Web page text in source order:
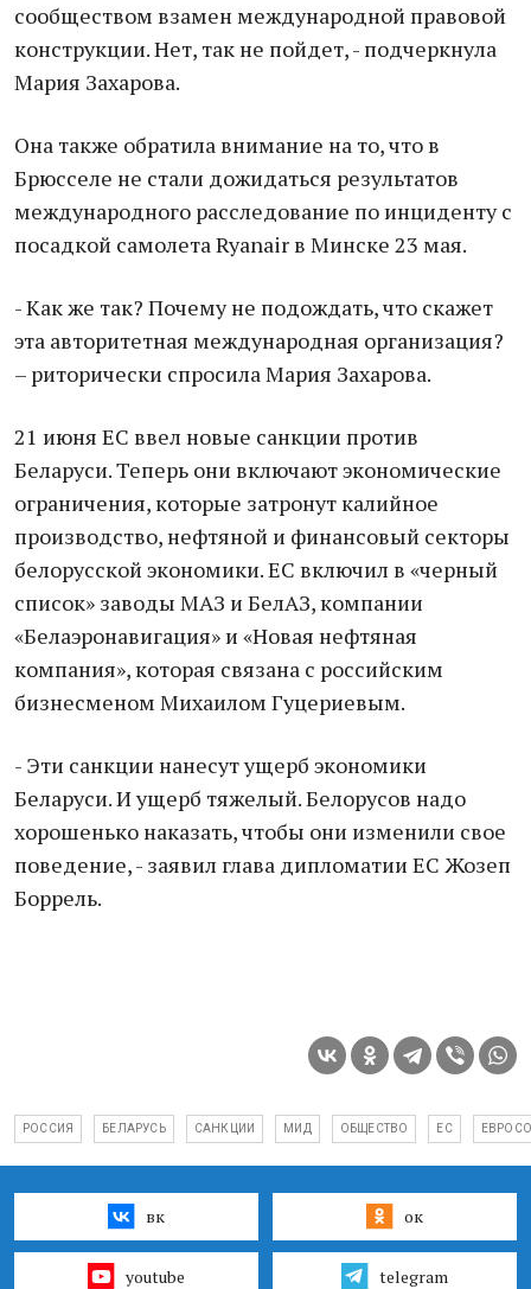
сообществом взамен международной правовой
конструкции. Нет, так не пойдет, - подчеркнула
Мария Захарова.
Она также обратила внимание на то, что в
Брюсселе не стали дожидаться результатов
международного расследование по инциденту с
посадкой самолета Ryanair в Минске 23 мая.
- Как же так? Почему не подождать, что скажет
эта авторитетная международная организация?
– риторически спросила Мария Захарова.
21 июня ЕС ввел новые санкции против
Беларуси. Теперь они включают экономические
ограничения, которые затронут калийное
производство, нефтяной и финансовый секторы
белорусской экономики. ЕС включил в «черный
список» заводы МАЗ и БелАЗ, компании
«Белаэронавигация» и «Новая нефтяная
компания», которая связана с российским
бизнесменом Михаилом Гуцериевым.
- Эти санкции нанесут ущерб экономики
Беларуси. И ущерб тяжелый. Белорусов надо
хорошенько наказать, чтобы они изменили свое
поведение, - заявил глава дипломатии ЕС Жозеп
Боррель.
РОССИЯ БЕЛАРУСЬ САНКЦИИ МИД ОБЩЕСТВО ЕС
вк ок
youtube telegram